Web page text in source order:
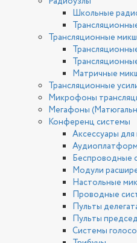
Школьные
Трансляционные
Матричные
Трансляционные
Микрофоны
Мегафоны
Конференц системы
Аксессуары
Беспроводные
Модули
Настольные
Проводные
Пульты
Пульты
Системы